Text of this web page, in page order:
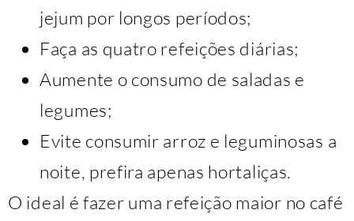
jejum por longos períodos;
Faça as quatro refeições diárias;
Aumente o consumo de saladas e
legumes;
Evite consumir arroz e leguminosas a
noite, prefira apenas hortaliças.
O ideal é fazer uma refeição maior no café